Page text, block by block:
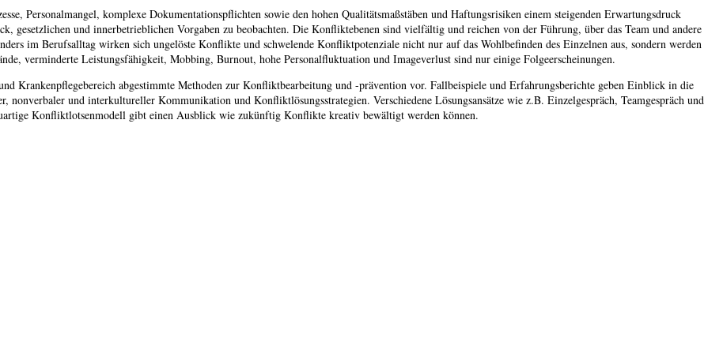
Personalmangel, komplexe Dokumentationspflichten sowie den hohen Qualitätsmaßstäben und Haftungsrisiken einem steigenden Erwartungsdruck
gesetzlichen und innerbetrieblichen Vorgaben zu beobachten. Die Konfliktebenen sind vielfältig und reichen von der Führung, über das Team und andere
im Berufsalltag wirken sich ungelöste Konflikte und schwelende Konfliktpotenziale nicht nur auf das Wohlbefinden des Einzelnen aus, sondern werden
verminderte Leistungsfähigkeit, Mobbing, Burnout, hohe Personalfluktuation und Imageverlust sind nur einige Folgeerscheinungen.
Krankenpflegebereich abgestimmte Methoden zur Konfliktbearbeitung und -prävention vor. Fallbeispiele und Erfahrungsberichte geben Einblick in die
und interkultureller Kommunikation und Konfliktlösungsstrategien. Verschiedene Lösungsansätze wie z.B. Einzelgespräch, Teamgespräch und
Konfliktlotsenmodell gibt einen Ausblick wie zukünftig Konflikte kreativ bewältigt werden können.